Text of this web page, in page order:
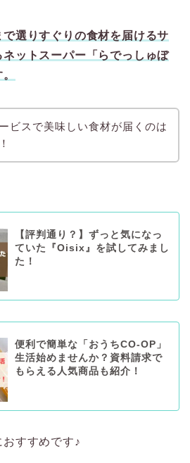
選りすぐりの食材を届けるサ
ットスーパー「らでっしゅぼ
ビスで美味しい食材が届くのは
【評判通り？】ずっと気になっ
ていた『Oisix』を試してみまし
た！
便利で簡単な「おうちCO-OP」
生活始めませんか？資料請求で
もらえる人気商品も紹介！
すすめです♪